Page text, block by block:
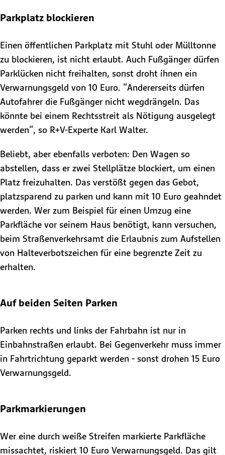
Parkplatz blockieren
Einen öffentlichen Parkplatz mit Stuhl oder Mülltonne
zu blockieren, ist nicht erlaubt. Auch Fußgänger dürfen
Parklücken nicht freihalten, sonst droht ihnen ein
Verwarnungsgeld von 10 Euro. "Andererseits dürfen
Autofahrer die Fußgänger nicht wegdrängeln. Das
könnte bei einem Rechtsstreit als Nötigung ausgelegt
werden", so R+V-Experte Karl Walter.
Beliebt, aber ebenfalls verboten: Den Wagen so
abstellen, dass er zwei Stellplätze blockiert, um einen
Platz freizuhalten. Das verstößt gegen das Gebot,
platzsparend zu parken und kann mit 10 Euro geahndet
werden. Wer zum Beispiel für einen Umzug eine
Parkfläche vor seinem Haus benötigt, kann versuchen,
beim Straßenverkehrsamt die Erlaubnis zum Aufstellen
von Halteverbotszeichen für eine begrenzte Zeit zu
erhalten.
Auf beiden Seiten Parken
Parken rechts und links der Fahrbahn ist nur in
Einbahnstraßen erlaubt. Bei Gegenverkehr muss immer
in Fahrtrichtung geparkt werden - sonst drohen 15 Euro
Verwarnungsgeld.
Parkmarkierungen
Wer eine durch weiße Streifen markierte Parkfläche
missachtet, riskiert 10 Euro Verwarnungsgeld. Das gilt